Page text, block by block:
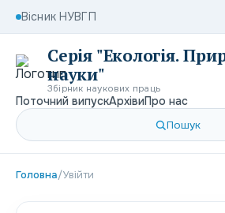
Вісник НУВГП
Серія "Екологія.
науки"
Збірник наукових праць
Поточний випускАрхівиПро нас
Пошук
Головна/Увійти